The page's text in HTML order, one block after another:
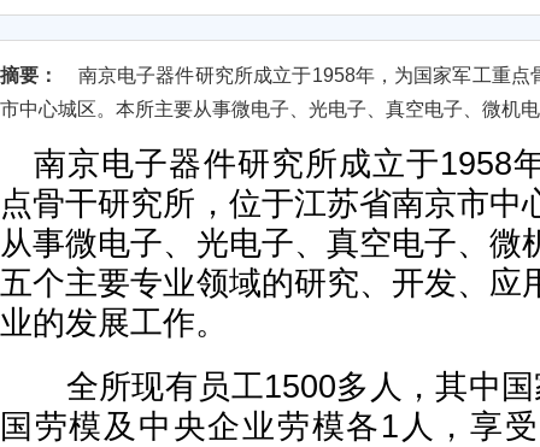
摘要：
南京电子器件研究所成立于1958年，为国家军工重点
市中心城区。本所主要从事微电子、光电子、真空电子、微机
南京电子器件研究所成立于1958
点骨干研究所，位于江苏省南京市中
从事微电子、光电子、真空电子、微
五个主要专业领域的研究、开发、应
业的发展工作。
全所现有员工1500多人，其中国
国劳模及中央企业劳模各1人，享